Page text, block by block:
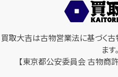
買取大吉は古物営業法に基づく
ます。
【東京都公安委員会 古物商